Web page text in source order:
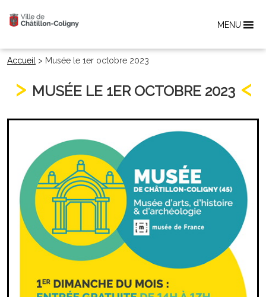
MENU
Accueil > Musée le 1er octobre 2023
MUSÉE LE 1ER OCTOBRE 2023